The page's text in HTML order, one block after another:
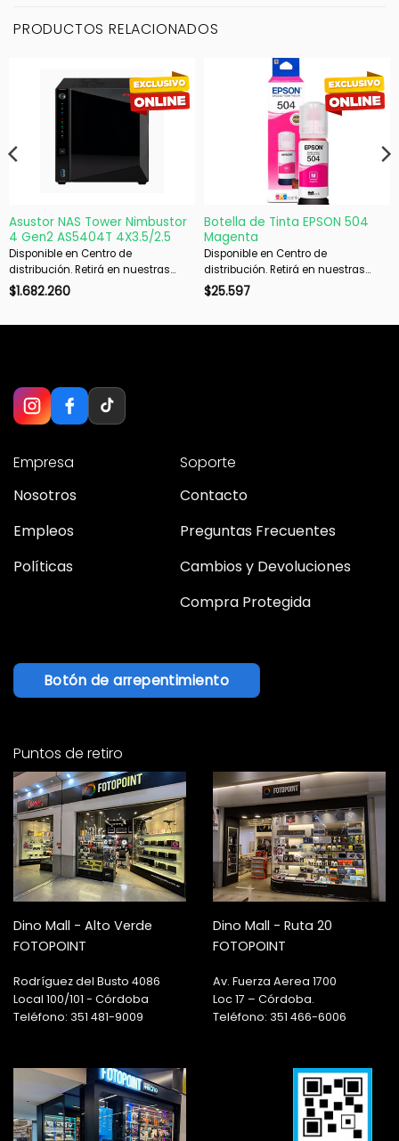
PRODUCTOS RELACIONADOS
Asustor NAS Tower Nimbustor
4 Gen2 AS5404T 4X3.5/2.5
Disponible en Centro de
distribución. Retirá en nuestras
sucursales en 48 hs hábiles. Si es
$1.682.260
Botella de Tinta EPSON 504
Magenta
Disponible en Centro de
distribución. Retirá en nuestras
sucursales en 48 hs hábiles. Si es
$25.597
Empresa
Nosotros
Empleos
Políticas
Soporte
Contacto
Preguntas Frecuentes
Cambios y Devoluciones
Compra Protegida
Botón de arrepentimiento
Puntos de retiro
Dino Mall - Alto Verde
FOTOPOINT
Rodríguez del Busto 4086
Local 100/101 - Córdoba
Teléfono: 351 481-9009
Dino Mall - Ruta 20
FOTOPOINT
Av. Fuerza Aerea 1700
Loc 17 – Córdoba.
Teléfono: 351 466-6006